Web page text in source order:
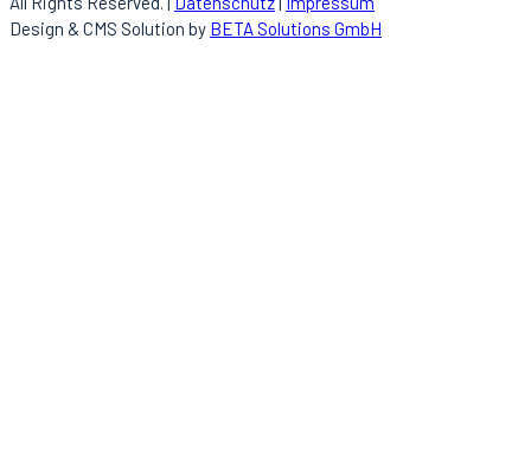
Design & CMS Solution by BETA Solutions GmbH